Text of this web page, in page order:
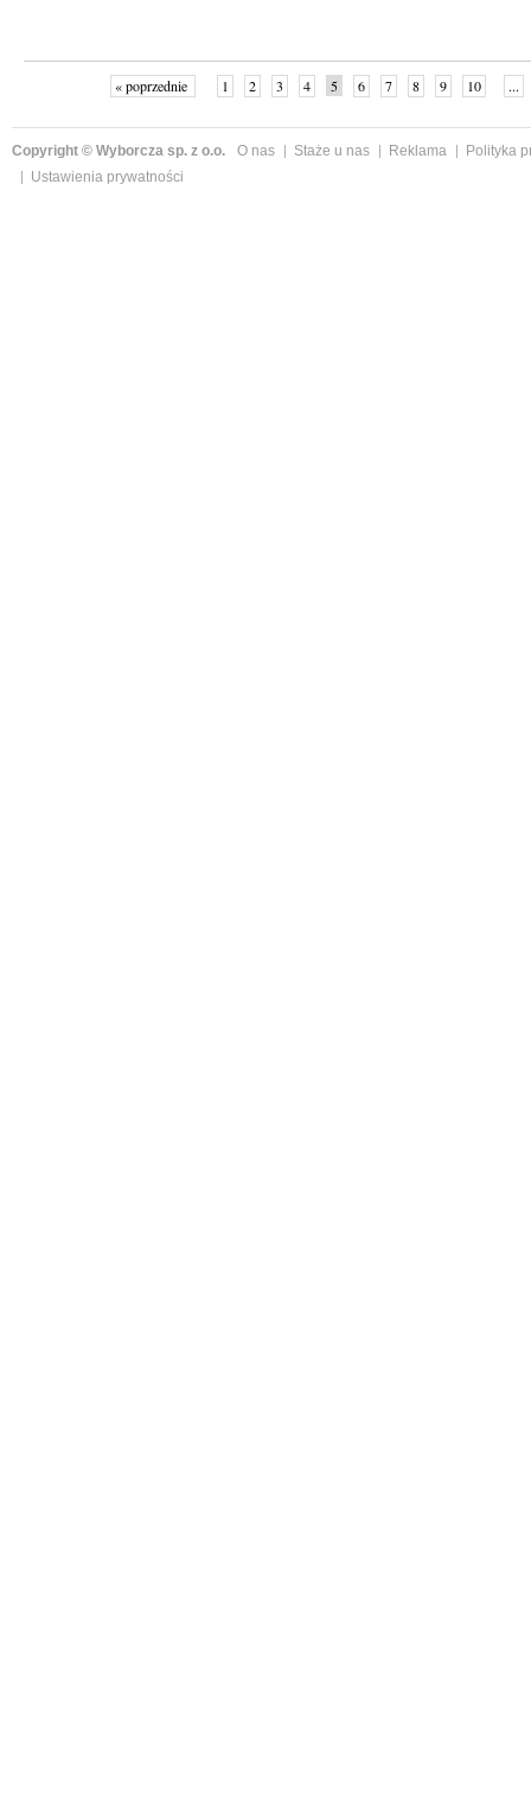
« poprzednie 1 2 3 4 5 6 7 8 9 10 ...
Copyright © Wyborcza sp. z o.o. O nas Staże u nas Reklama
Polityka
Ustawienia prywatności